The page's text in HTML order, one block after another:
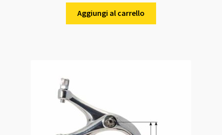
originale
era:
attuale
è:
Aggiungi al carrello